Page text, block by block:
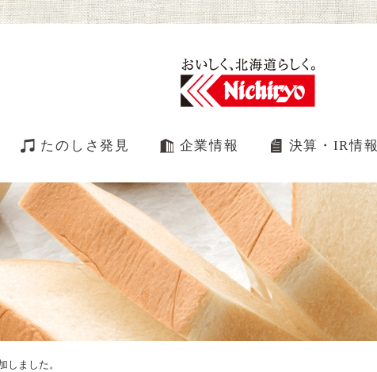
たのしさ発見 企業情報 決算・IR情報
しました。